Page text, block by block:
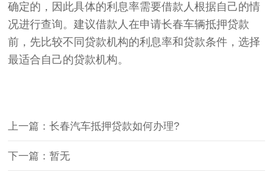
确定的，因此具体的利息率需要借款人根据自己的情
况进行查询。建议借款人在申请长春车辆抵押贷款
前，先比较不同贷款机构的利息率和贷款条件，选择
最适合自己的贷款机构。
上一篇：长春汽车抵押贷款如何办理?
下一篇：暂无